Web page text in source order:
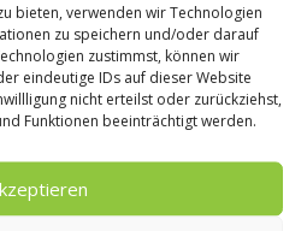
bieten, verwenden wir Technologien
zu speichern und/oder darauf
zustimmst, können wir
eindeutige IDs auf dieser Website
nicht erteilst oder zurückziehst,
Funktionen beeinträchtigt werden.g
28.